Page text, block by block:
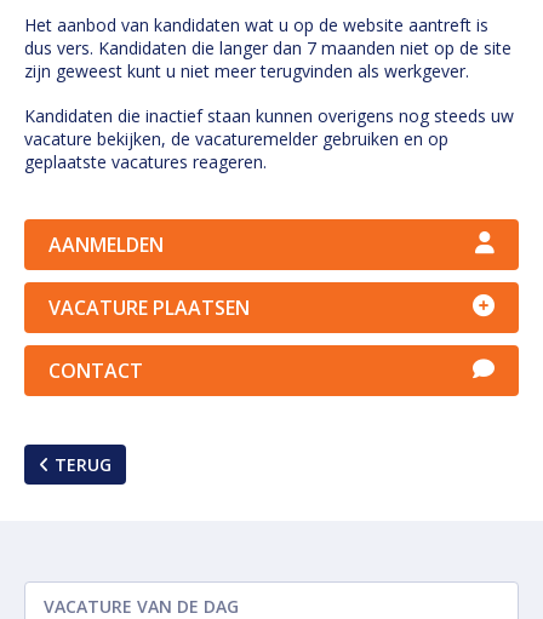
Het aanbod van kandidaten wat u op de website aantreft is
dus vers. Kandidaten die langer dan 7 maanden niet op de site
zijn geweest kunt u niet meer terugvinden als werkgever.
Kandidaten die inactief staan kunnen overigens nog steeds uw
vacature bekijken, de vacaturemelder gebruiken en op
geplaatste vacatures reageren.
AANMELDEN
VACATURE PLAATSEN
CONTACT
TERUG
VACATURE VAN DE DAG